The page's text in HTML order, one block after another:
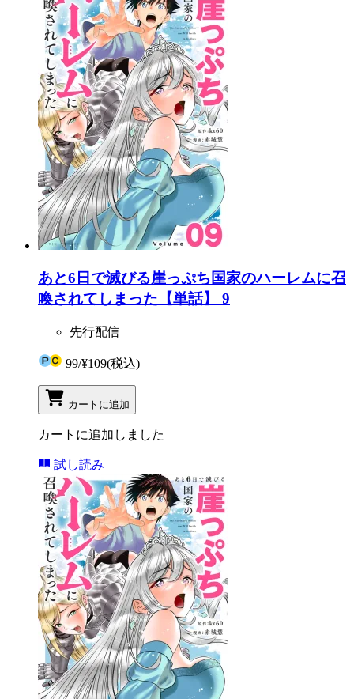
あと6日で滅びる崖っぷち国家のハーレムに召
喚されてしまった【単話】 9
先行配信
99/¥109(税込)
カートに追加
カートに追加しました
試し読み